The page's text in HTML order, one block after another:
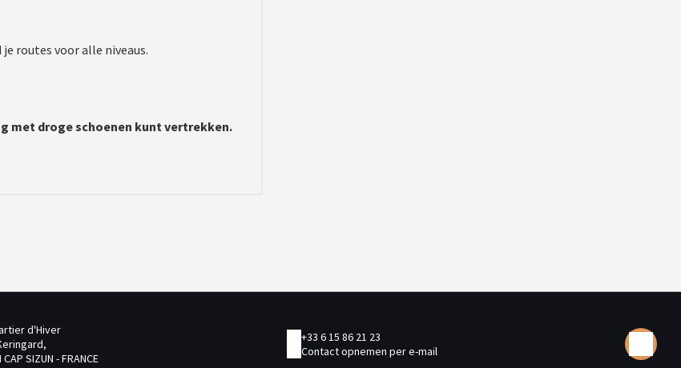
routes voor alle niveaus.
met droge schoenen kunt vertrekken.
d'Hiver
CAP SIZUN - FRANCE
+33 6 15 86 21 23
Contact opnemen per e-mail